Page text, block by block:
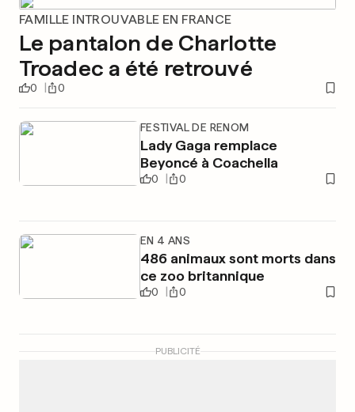
FAMILLE INTROUVABLE EN FRANCE
Le pantalon de Charlotte
Troadec a été retrouvé
0 0
FESTIVAL DE RENOM
Lady Gaga remplace
Beyoncé à Coachella
0 0
EN 4 ANS
486 animaux sont morts dans
ce zoo britannique
0 0
PUBLICITÉ